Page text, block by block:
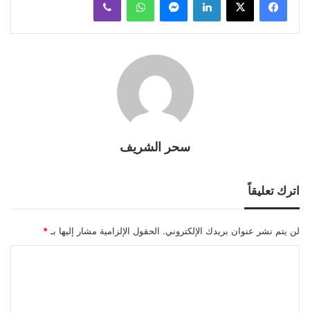
سحر الشريف
اترك تعليقاً
لن يتم نشر عنوان بريدك الإلكتروني. الحقول الإلزامية مشار إليها بـ *